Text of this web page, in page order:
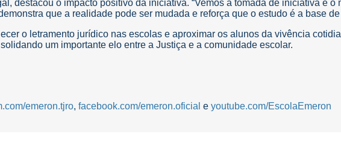
destacou o impacto positivo da iniciativa. “Vemos a tomada de iniciativa e
que a realidade pode ser mudada e reforça que o estudo é a base de
o letramento jurídico nas escolas e aproximar os alunos da vivência
um importante elo entre a Justiça e a comunidade escolar.
emeron.tjro, facebook.com/emeron.oficial e youtube.com/EscolaEmeron